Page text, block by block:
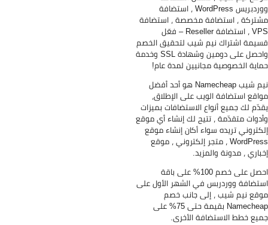
ووردبريس WordPress ، استضافة
، استضافة مخصصة ، استضافة
VPS ، استضافة Reseller – فعّل
اشتراك نيم شيب لتحقيق الخصم
واحصل على دومين وشهادة SSL وخدمة
الخصوصية مجانيين لمدة عام!
نيم شيب Namecheap هو أحد أفضل
استضافة الويب على الإطلاق،
لك جميع أنواع الاستضافات بميزات
متقدّمة ، تتيح لك إنشاء أي موقع
تريده سواء أكان إنشاء موقع
WordPress ، متجر إلكتروني ، موقع
، مدونة والمزيد.
احصل على خصم 100% على باقة
ووردربس في الشهر الأول على
نيم شيب ، إلى جانب خصم
Namecheap بقيمة حتى 75% على
خطط الاستضافة الأخرى.